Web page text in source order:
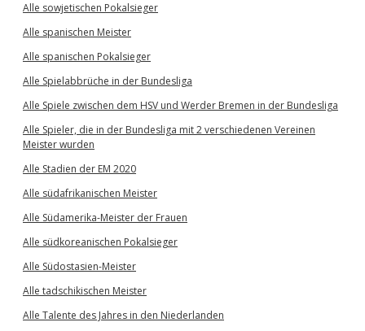
Alle sowjetischen Pokalsieger
Alle spanischen Meister
Alle spanischen Pokalsieger
Alle Spielabbrüche in der Bundesliga
Alle Spiele zwischen dem HSV und Werder Bremen in der Bundesliga
Alle Spieler, die in der Bundesliga mit 2 verschiedenen Vereinen
Meister wurden
Alle Stadien der EM 2020
Alle südafrikanischen Meister
Alle Südamerika-Meister der Frauen
Alle südkoreanischen Pokalsieger
Alle Südostasien-Meister
Alle tadschikischen Meister
Alle Talente des Jahres in den Niederlanden